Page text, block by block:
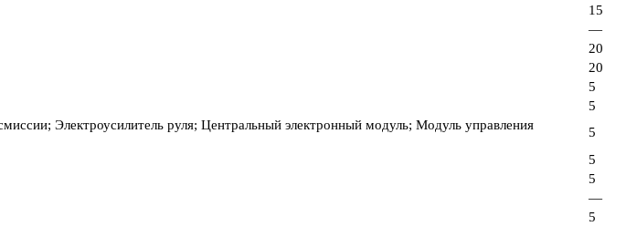
15
—
20
20
5
5
Электроусилитель руля; Центральный электронный модуль; Модуль управления
5
5
5
—
5